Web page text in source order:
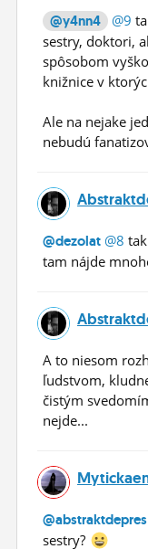
@y4nn4 @9
sestry, doktori,
spôsobom
knižnice v
Ale na nejake
nebudú
@dezolat @8
tam nájde
A to niesom
ľudstvom,
čistým
nejde...
@abstraktdepres
sestry?